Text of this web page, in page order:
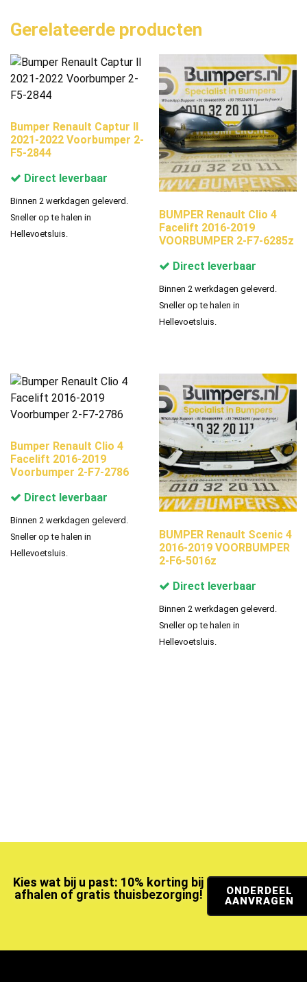
Gerelateerde producten
Bumper Renault Captur ll
2021-2022 Voorbumper 2-
F5-2844
Direct leverbaar
Binnen 2 werkdagen geleverd.
Sneller op te halen in
Hellevoetsluis.
BUMPER Renault Clio 4
Facelift 2016-2019
VOORBUMPER 2-F7-6285z
Direct leverbaar
Binnen 2 werkdagen geleverd.
Sneller op te halen in
Hellevoetsluis.
Bumper Renault Clio 4
Facelift 2016-2019
Voorbumper 2-F7-2786
Direct leverbaar
Binnen 2 werkdagen geleverd.
Sneller op te halen in
Hellevoetsluis.
BUMPER Renault Scenic 4
2016-2019 VOORBUMPER
2-F6-5016z
Direct leverbaar
Binnen 2 werkdagen geleverd.
Sneller op te halen in
Hellevoetsluis.
Kies wat bij u past: 10% korting bij
afhalen of gratis thuisbezorging!
ONDERDEEL
AANVRAGEN